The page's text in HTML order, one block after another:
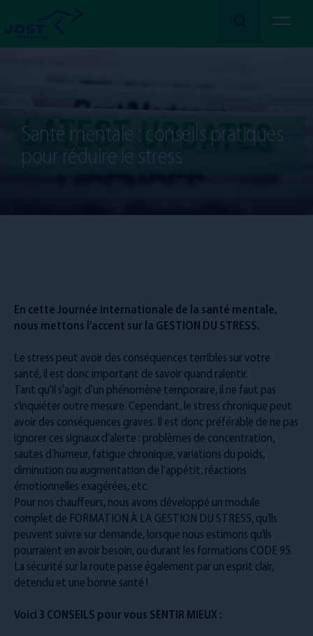
Nos
Services
Rejoignez-nous !
Santé mentale : conseils pratiques
pour réduire le stress
En cette Journée internationale de la santé mentale,
nous mettons l’accent sur la GESTION DU STRESS.
Le stress peut avoir des conséquences terribles sur votre
santé, il est donc important de savoir quand ralentir.
Tant qu'il s'agit d'un phénomène temporaire, il ne faut pas
s’inquiéter outre mesure. Cependant, le stress chronique peut
avoir des conséquences graves. Il est donc préférable de ne pas
ignorer ces signaux d’alerte : problèmes de concentration,
sautes d’humeur, fatigue chronique, variations du poids,
diminution ou augmentation de l’appétit, réactions
émotionnelles exagérées, etc.
Pour nos chauffeurs, nous avons développé un module
complet de FORMATION À LA GESTION DU STRESS, qu’ils
peuvent suivre sur demande, lorsque nous estimons qu’ils
pourraient en avoir besoin, ou durant les formations CODE 95.
La sécurité sur la route passe également par un esprit clair,
détendu et une bonne santé !
Voici 3 CONSEILS pour vous SENTIR MIEUX :